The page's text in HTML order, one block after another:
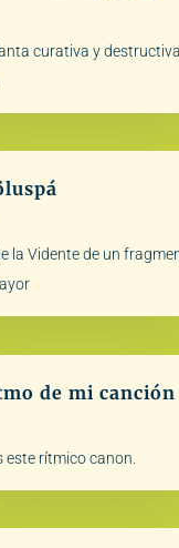
curativa y
la Vidente de un
de mi canción
este rítmico canon.